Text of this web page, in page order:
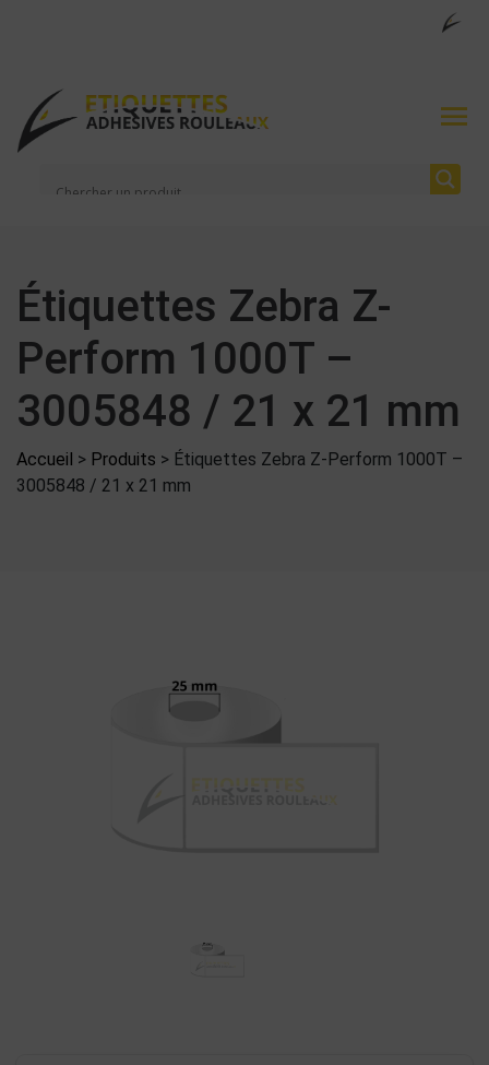
Étiquettes Zebra Z-
Perform 1000T –
3005848 / 21 x 21 mm
Accueil > Produits > Étiquettes Zebra Z-Perform 1000T –
3005848 / 21 x 21 mm